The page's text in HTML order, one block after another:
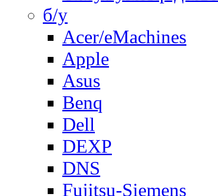
б/у
Acer/eMachines
Apple
Asus
Benq
Dell
DEXP
DNS
Fujitsu-Siemens